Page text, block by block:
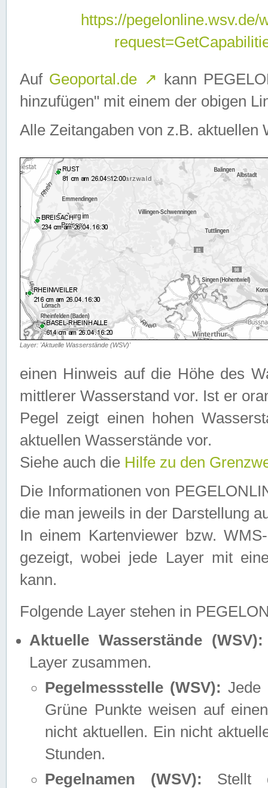
https://
Auf Geoportal.de ↗ kann
hinzufügen" mit einem der obigen
Alle Zeitangaben von z.B. aktuellen
Layer: 'Aktuelle Wasserstände (WSV)'
einen Hinweis auf die Höhe des
mittlerer Wasserstand vor. Ist er
Pegel zeigt einen hohen
aktuellen Wasserstände vor.
Siehe auch die Hilfe zu den
Die Informationen von
die man jeweils in der Darstellung
In einem Kartenviewer bzw.
gezeigt, wobei jede Layer mit
kann.
Folgende Layer stehen in
Aktuelle Wasserstände (WSV):
Layer zusammen.
Pegelmessstelle (WSV): Jede
Grüne Punkte weisen auf
nicht aktuellen. Ein nicht
Stunden.
Pegelnamen (WSV): Stellt